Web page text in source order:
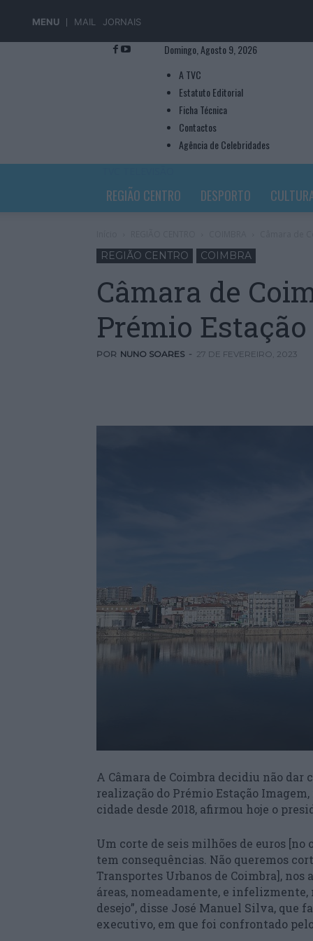
MENU MAIL JORNAIS
Domingo, Agosto 9, 2026
A TVC
Estatuto Editorial
Ficha Técnica
Contactos
Agência de Celebridades
REGIÃO CENTRO DESPORTO
REGIÃO CENTRO COIMBRA
Câmara de
Prémio
POR NUNO SOARES - 27 DE FEVEREIRO, 2023
A Câmara de Coimbra decidiu não
realização do Prémio Estação
cidade desde 2018, afirmou hoje o
Um corte de seis milhões de euros [no
tem consequências. Não queremos
Transportes Urbanos de Coimbra],
áreas, nomeadamente, e
desejo”, disse José Manuel Silva, que
executivo, em que foi confrontado pelo